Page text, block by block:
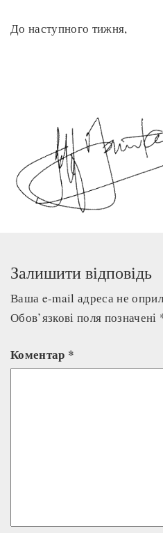
До наступного тижня,
Залишити відповідь
Ваша e-mail адреса не
Обов’язкові поля позначені
Коментар *